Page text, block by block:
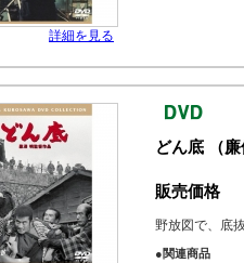
詳細を見る
どん底 （廉
販売価格
野放図で、底
●関連商品